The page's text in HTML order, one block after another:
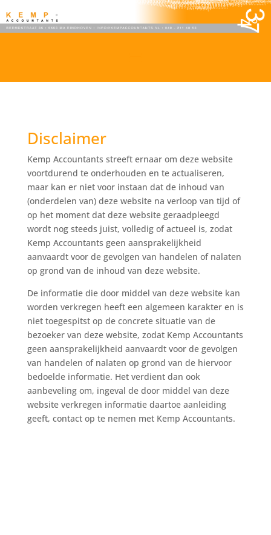
Disclaimer
Kemp Accountants streeft ernaar om deze website
voortdurend te onderhouden en te actualiseren,
maar kan er niet voor instaan dat de inhoud van
(onderdelen van) deze website na verloop van tijd of
op het moment dat deze website geraadpleegd
wordt nog steeds juist, volledig of actueel is, zodat
Kemp Accountants geen aansprakelijkheid
aanvaardt voor de gevolgen van handelen of nalaten
op grond van de inhoud van deze website.
De informatie die door middel van deze website kan
worden verkregen heeft een algemeen karakter en is
niet toegespitst op de concrete situatie van de
bezoeker van deze website, zodat Kemp Accountants
geen aansprakelijkheid aanvaardt voor de gevolgen
van handelen of nalaten op grond van de hiervoor
bedoelde informatie. Het verdient dan ook
aanbeveling om, ingeval de door middel van deze
website verkregen informatie daartoe aanleiding
geeft, contact op te nemen met Kemp Accountants.